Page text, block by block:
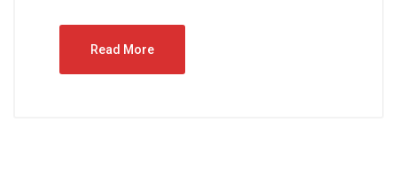
Read More